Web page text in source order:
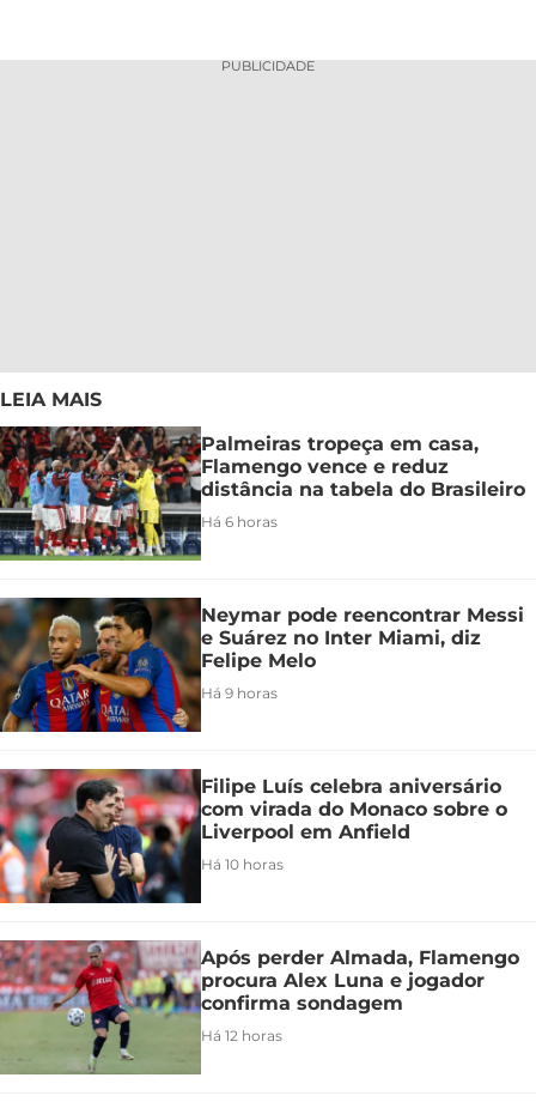
PUBLICIDADE
LEIA MAIS
Palmeiras tropeça em casa,
Flamengo vence e reduz
distância na tabela do Brasileiro
Há 6 horas
Neymar pode reencontrar Messi
e Suárez no Inter Miami, diz
Felipe Melo
Há 9 horas
Filipe Luís celebra aniversário
com virada do Monaco sobre o
Liverpool em Anfield
Há 10 horas
Após perder Almada, Flamengo
procura Alex Luna e jogador
confirma sondagem
Há 12 horas